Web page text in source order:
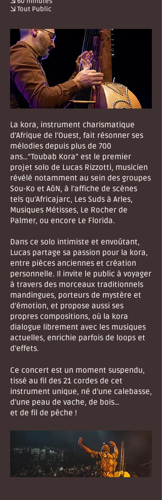
→ Tout Public
La kora, instrument charismatique
d’Afrique de l’Ouest, fait résonner ses
mélodies depuis plus de 700
ans…“Toubab Kora” est le premier
projet solo de Lucas Rizzotti, musicien
révélé notamment au sein des groupes
Sou-Ko et AôN, à l’affiche de scènes
tels qu’Africajarc, Les Suds à Arles,
Musiques Métisses, Le Rocher de
Palmer, ou encore Le Florida.
Dans ce solo intimiste et envoûtant,
Lucas partage sa passion pour la kora,
entre pièces anciennes et création
personnelle. Il invite le public à voyager
à travers des morceaux traditionnels
mandingues, porteurs de mystère et
d’émotion, et propose aussi ses
propres compositions, où la kora
dialogue librement avec les musiques
actuelles, enrichie parfois de loops et
d’effets.
Ce concert est un moment suspendu,
tissé au fil des 21 cordes de cet
instrument unique, né d’une calebasse,
d’une peau de vache, de bois…
et de fil de pêche !